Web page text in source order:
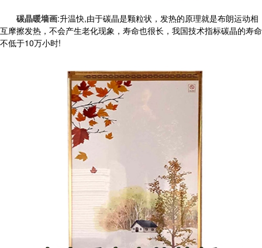
碳晶暖墙画:升温快,由于碳晶是颗粒状，发热的原理就是布朗运动相
互摩擦发热，不会产生老化现象，寿命也很长，我国技术指标碳晶的寿命
不低于10万小时!